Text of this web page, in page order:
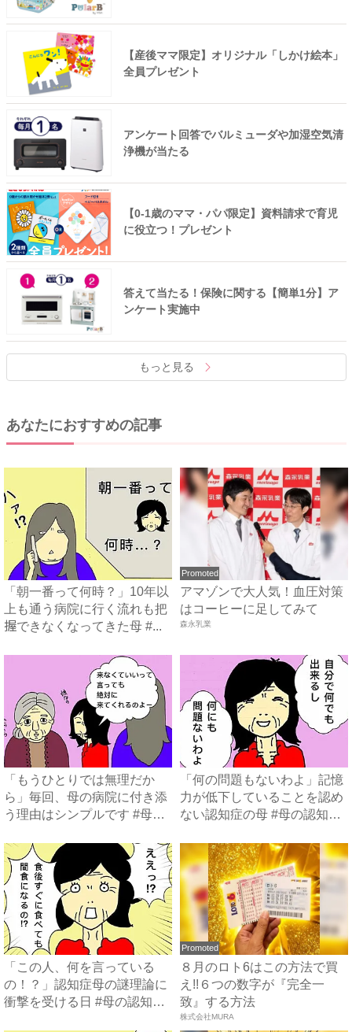
【産後ママ限定】オリジナル「しかけ絵本」
全員プレゼント
アンケート回答でバルミューダや加湿空気清
浄機が当たる
【0-1歳のママ・パパ限定】資料請求で育児
に役立つ！プレゼント
答えて当たる！保険に関する【簡単1分】ア
ンケート実施中
もっと見る
あなたにおすすめの記事
「朝一番って何時？」10年以
上も通う病院に行く流れも把
握できなくなってきた母 #...
Promoted
アマゾンで大人気！血圧対策
はコーヒーに足してみて
森永乳業
「もうひとりでは無理だか
ら」毎回、母の病院に付き添
う理由はシンプルです #母の
「何の問題もないわよ」記憶
力が低下していることを認め
ない認知症の母 #母の認知
「この人、何を言っている
の！？」認知症母の謎理論に
衝撃を受ける日 #母の認知症
Promoted
８月のロト6はこの方法で買
え!!６つの数字が『完全一
致』する方法
株式会社MURA